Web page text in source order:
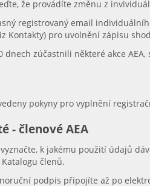
že provádíte změnu z
registrovaný email
Kontakty) pro uvolnění zápisu
dnech zúčastnili některé akce
pokyny pro vyplnění
- členové AEA
k jakému použití údajů
členů.
podpis připojíte až po